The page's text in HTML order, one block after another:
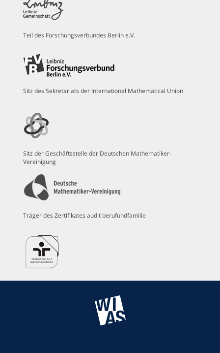
Teil des Forschungsverbundes Berlin e.V.
Sitz des Sekretariats der International Mathematical Union
Sitz der Geschäftsstelle der Deutschen Mathematiker-
Vereinigung
Träger des Zertifikates audit berufundfamilie